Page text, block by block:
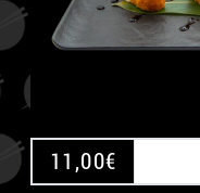
11,00€